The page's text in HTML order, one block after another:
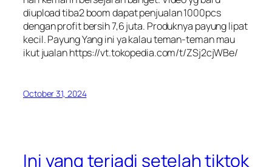
diupload tiba2 boom dapat penjualan 1000pcs
dengan profit bersih 7,6 juta. Produknya payung lipat
kecil. Payung Yang ini ya kalau teman-teman mau
ikut jualan https://vt.tokopedia.com/t/ZSj2cjWBe/
October 31, 2024
Ini yang terjadi setelah tiktok